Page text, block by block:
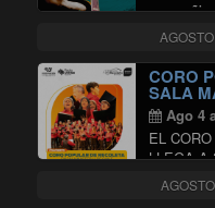
título
rock y las
CORO
SALA
Ago 4
EL
LLEGA A